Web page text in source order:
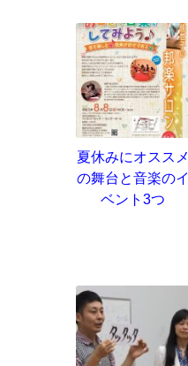
夏休みにオススメ
の舞台と音楽のイ
ベント3つ